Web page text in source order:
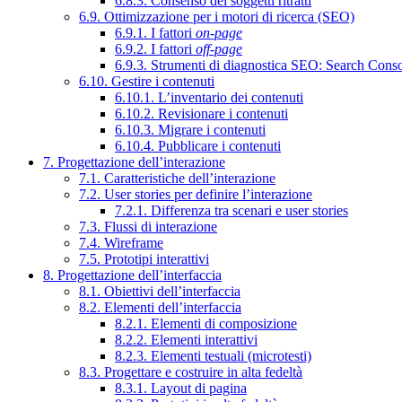
6.9. Ottimizzazione per i motori di ricerca (SEO)
6.9.1. I fattori on-page
6.9.2. I fattori off-page
6.9.3. Strumenti di diagnostica SEO: Search
6.10. Gestire i contenuti
6.10.1. L’inventario dei contenuti
6.10.2. Revisionare i contenuti
6.10.3. Migrare i contenuti
6.10.4. Pubblicare i contenuti
7. Progettazione dell’interazione
7.1. Caratteristiche dell’interazione
7.2. User stories per definire l’interazione
7.2.1. Differenza tra scenari e user stories
7.3. Flussi di interazione
7.4. Wireframe
7.5. Prototipi interattivi
8. Progettazione dell’interfaccia
8.1. Obiettivi dell’interfaccia
8.2. Elementi dell’interfaccia
8.2.1. Elementi di composizione
8.2.2. Elementi interattivi
8.2.3. Elementi testuali (microtesti)
8.3. Progettare e costruire in alta fedeltà
8.3.1. Layout di pagina